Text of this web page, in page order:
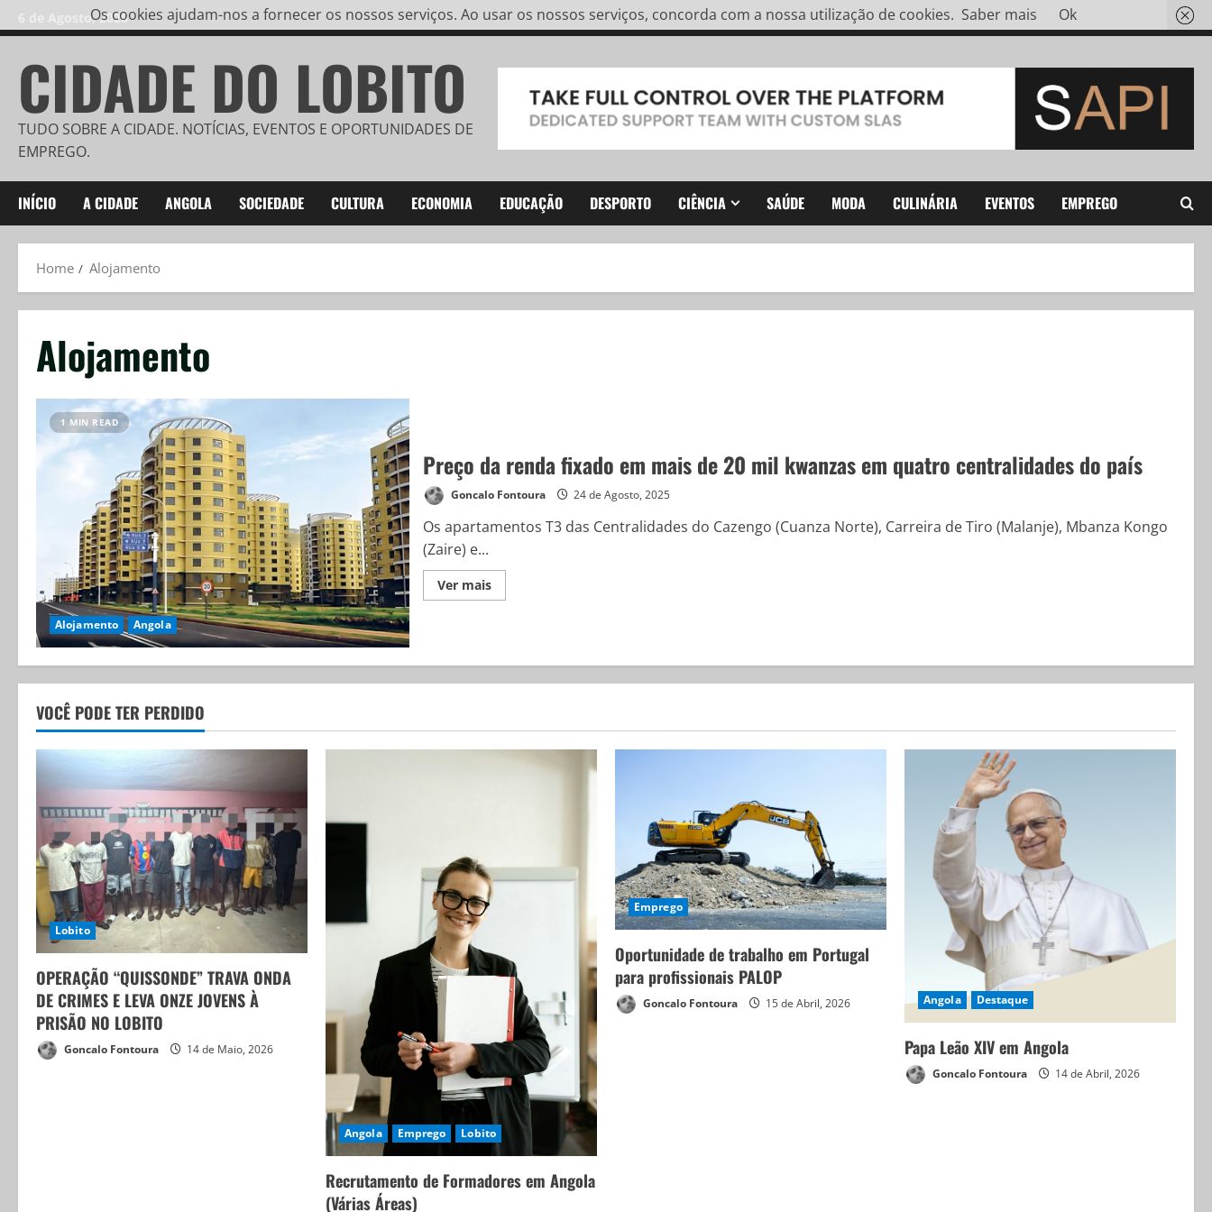
6 de Agosto, 2026
CIDADE DO LOBITO
TUDO SOBRE A CIDADE. NOTÍCIAS, EVENTOS E OPORTUNIDADES DE
EMPREGO.
INÍCIO A CIDADE ANGOLA SOCIEDADE CULTURA ECONOMIA EDUCAÇÃO DESPORTO CIÊNCIA SAÚDE MODA CULINÁRIA EVENTOS EMPREGO
Home Alojamento
Alojamento
1 MIN READ
Alojamento Angola
Preço da renda fixado em mais de 20 mil kwanzas em quatro centralidades do país
Goncalo Fontoura 24 de Agosto, 2025
Os apartamentos T3 das Centralidades do Cazengo (Cuanza Norte), Carreira de Tiro (Malanje), Mbanza Kongo
(Zaire) e...
Ver mais
VOCÊ PODE TER PERDIDO
Lobito
OPERAÇÃO “QUISSONDE” TRAVA ONDA
DE CRIMES E LEVA ONZE JOVENS À
PRISÃO NO LOBITO
Goncalo Fontoura 14 de Maio, 2026
Angola Emprego Lobito
Recrutamento de Formadores em Angola
(Várias Áreas)
Emprego
Oportunidade de trabalho em Portugal
para profissionais PALOP
Goncalo Fontoura 15 de Abril, 2026 Angola Destaque
Papa Leão XIV em Angola
Goncalo Fontoura 14 de Abril, 2026
Os cookies ajudam-nos a fornecer os nossos serviços. Ao usar os nossos serviços, concorda com a nossa utilização de cookies. Saber mais Ok